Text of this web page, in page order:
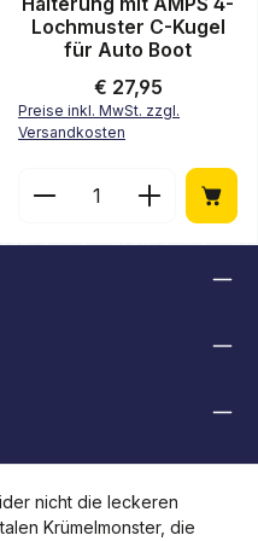
Wert ein
Lochmuster C-Kugel
für Auto Boot
Regulärer Preis:
€ 27,95
Preise inkl. MwSt. zzgl.
Versandkosten
Produkt Anzahl: Gib
nicht die leckeren
Krümelmonster, die